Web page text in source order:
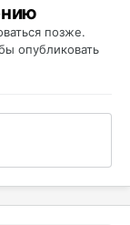
позже.
опубликовать